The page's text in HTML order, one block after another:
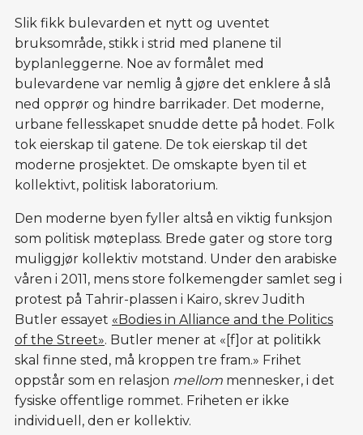
Slik fikk bulevarden et nytt og uventet
bruksområde, stikk i strid med planene til
byplanleggerne. Noe av formålet med
bulevardene var nemlig å gjøre det enklere å slå
ned opprør og hindre barrikader. Det moderne,
urbane fellesskapet snudde dette på hodet. Folk
tok eierskap til gatene. De tok eierskap til det
moderne prosjektet. De omskapte byen til et
kollektivt, politisk laboratorium.
Den moderne byen fyller altså en viktig funksjon
som politisk møteplass. Brede gater og store torg
muliggjør kollektiv motstand. Under den arabiske
våren i 2011, mens store folkemengder samlet seg i
protest på Tahrir-plassen i Kairo, skrev Judith
Butler essayet «Bodies in Alliance and the Politics
of the Street». Butler mener at «[f]or at politikk
skal finne sted, må kroppen tre fram.» Frihet
oppstår som en relasjon mellom mennesker, i det
fysiske offentlige rommet. Friheten er ikke
individuell, den er kollektiv.